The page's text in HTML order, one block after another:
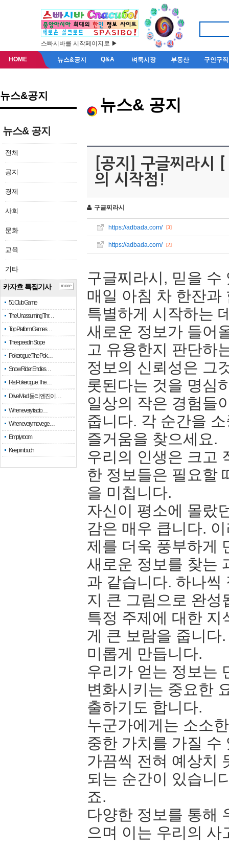
스빠시바를 시작페이지로 ▶
HOME 뉴스&공지 Q&A 벼룩시장 부동산 구인구직
뉴스&공지
뉴스& 공지
전체
공지
경제
사회
문화
교육
기타
카자흐 특집기사
51 Club Game
The Unassuming Thr…
Top Platform Games…
The speed in Slope
Pokerogue: The Pok…
Snow Rider: Endles…
Re: Pokerogue: The…
Drive Mad: 물리 엔진이 …
When every fractio…
When every move ge…
Empty room
Keep in touch
more
뉴스& 공지
[공지] 구글찌라시
의 시작점!
구글찌라시
https://adbada.com/ [3]
https://adbada.com/ [2]
구글찌라시, 믿을 수
매일 아침 차 한잔과
특별하게 시작하는
새로운 정보가 들어
고 유용한지 판단하
정보의 신뢰성은 그
롯된다는 것을 명심
일상의 작은 경험들
줍니다. 각 순간을
즐거움을 찾으세요.
우리의 인생은 크고
한 정보들은 필요할
을 미칩니다.
자신이 평소에 몰랐
감은 매우 큽니다.
제를 더욱 풍부하게
새로운 정보를 찾는
과 같습니다. 하나씩
지 큰 그림으로 완성
특정 주제에 대한 지
게 큰 보람을 줍니다
미롭게 만듭니다.
우리가 얻는 정보는
변화시키는 중요한
출하기도 합니다.
누군가에게는 소소
중한 가치를 가질 수
가끔씩 전혀 예상치
되는 순간이 있습니
죠.
다양한 정보를 통해
으며 이는 우리의 사